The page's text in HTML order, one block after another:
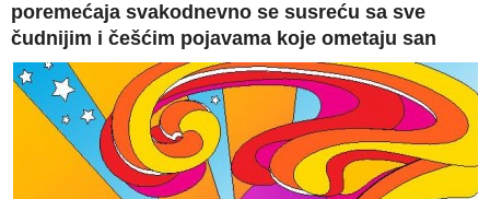
poremećaja svakodnevno se susreću sa sve
čudnijim i češćim pojavama koje ometaju san